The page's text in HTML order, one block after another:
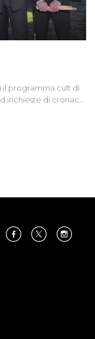
il programma cult di
inchieste di cronaca